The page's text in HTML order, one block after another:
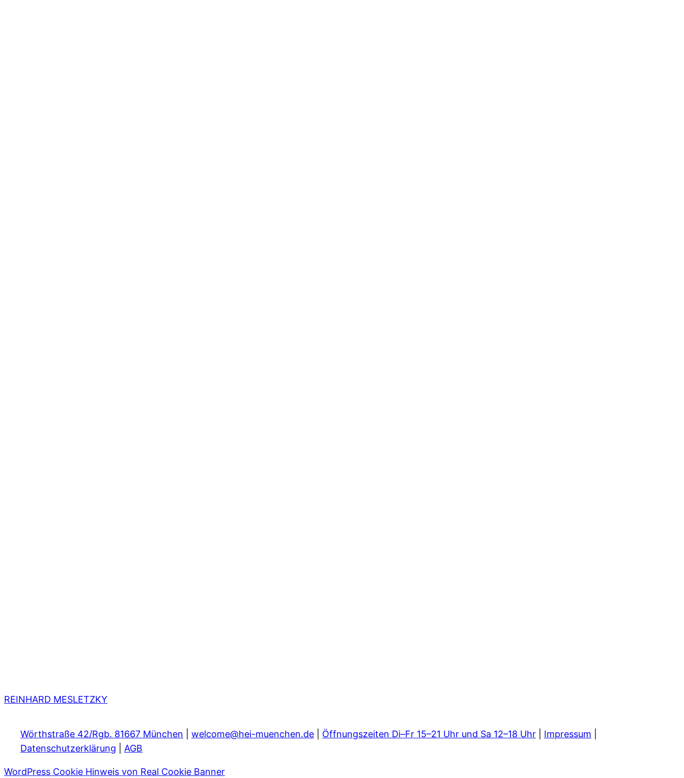
REINHARD MESLETZKY
Wörthstraße 42/Rgb. 81667 München welcome@hei-muenchen.de Öffnungszeiten Di–Fr 15–21 Uhr und Sa 12–18 Uhr Impressum
Datenschutzerklärung
AGB
WordPress Cookie Hinweis von Real Cookie Banner